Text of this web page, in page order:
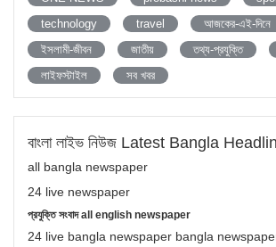
technology
travel
আজকের-এই-দিনে
ইসলামী-জীবন
জাতীয় তথ্য-প্রযুক্তি
লাইফস্টাইল
সব খবর
বাংলা লাইভ নিউজ Latest Bangla
all bangla newspaper
24 live newspaper
প্রযুক্তি সংবাদ all english newspaper
24 live bangla newspaper bangla